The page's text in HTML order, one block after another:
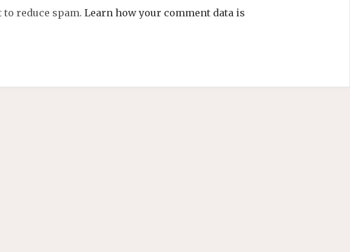
reduce spam. Learn how your comment data is